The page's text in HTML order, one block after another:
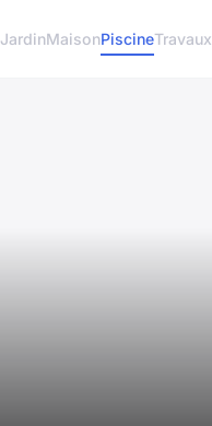
JardinMaisonPiscineTravaux